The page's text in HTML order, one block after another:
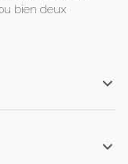
bien deux